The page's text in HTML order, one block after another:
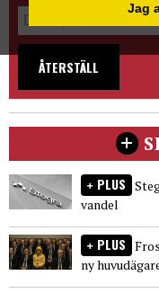
Jag
ÅTERSTÄLL
PLUS
vandel
PLUS
ny